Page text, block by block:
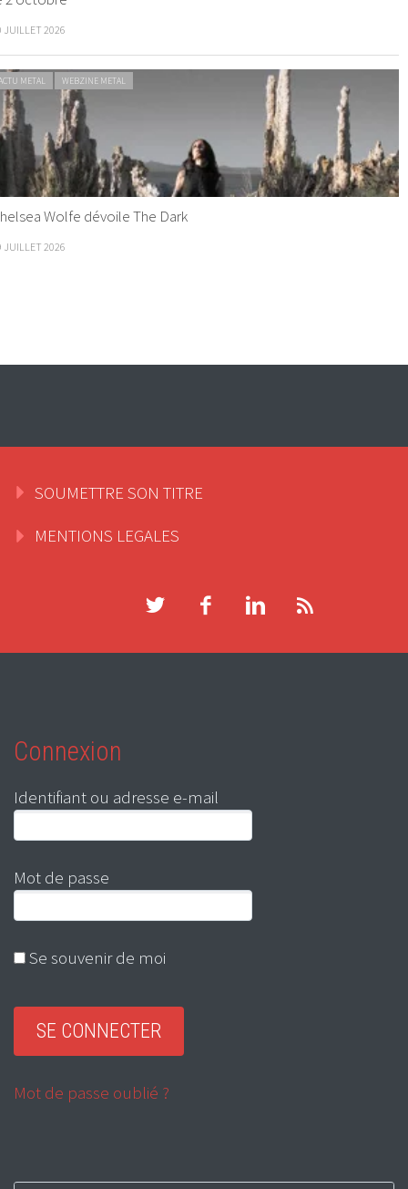
JUILLET 2026
METAL WEBZINE METAL
Wolfe dévoile The Dark
JUILLET 2026
SOUMETTRE SON TITRE
MENTIONS LEGALES
Connexion
Identifiant ou adresse e-mail
Mot de passe
Se souvenir de moi
Mot de passe oublié ?